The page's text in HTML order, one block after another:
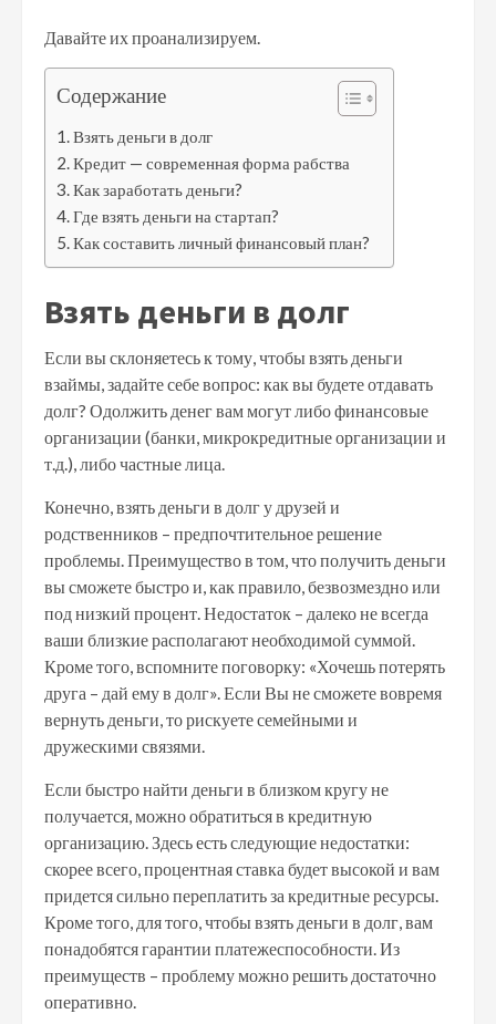
Давайте их проанализируем.
Содержание
Взять деньги в долг
Кредит — современная форма рабства
Как заработать деньги?
Где взять деньги на стартап?
Как составить личный финансовый план?
Взять деньги в долг
Если вы склоняетесь к тому, чтобы взять деньги
взаймы, задайте себе вопрос: как вы будете отдавать
долг? Одолжить денег вам могут либо финансовые
организации (банки, микрокредитные организации и
т.д.), либо частные лица.
Конечно, взять деньги в долг у друзей и
родственников – предпочтительное решение
проблемы. Преимущество в том, что получить деньги
вы сможете быстро и, как правило, безвозмездно или
под низкий процент. Недостаток – далеко не всегда
ваши близкие располагают необходимой суммой.
Кроме того, вспомните поговорку: «Хочешь потерять
друга – дай ему в долг». Если Вы не сможете вовремя
вернуть деньги, то рискуете семейными и
дружескими связями.
Если быстро найти деньги в близком кругу не
получается, можно обратиться в кредитную
организацию. Здесь есть следующие недостатки:
скорее всего, процентная ставка будет высокой и вам
придется сильно переплатить за кредитные ресурсы.
Кроме того, для того, чтобы взять деньги в долг, вам
понадобятся гарантии платежеспособности. Из
преимуществ – проблему можно решить достаточно
оперативно.